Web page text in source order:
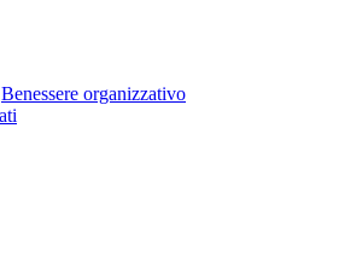
Benessere organizzativo